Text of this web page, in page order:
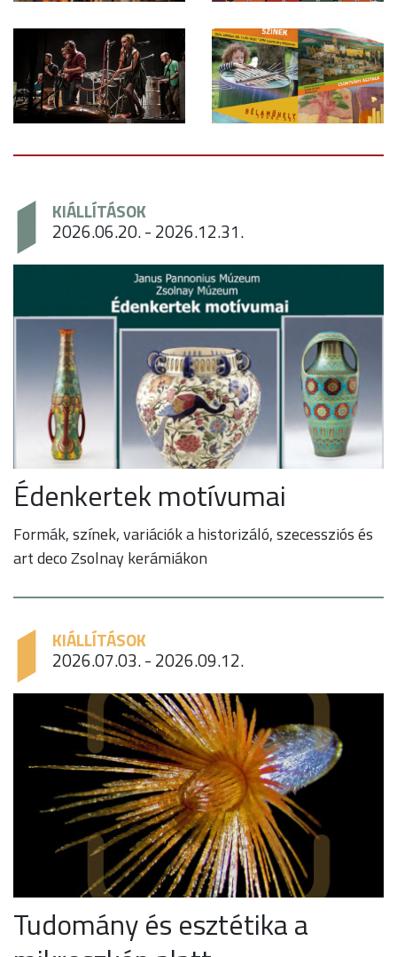
KIÁLLÍTÁSOK
2026.06.20. - 2026.12.31.
Édenkertek motívumai
Formák, színek, variációk a historizáló, szecessziós és
art deco Zsolnay kerámiákon
KIÁLLÍTÁSOK
2026.07.03. - 2026.09.12.
Tudomány és esztétika a